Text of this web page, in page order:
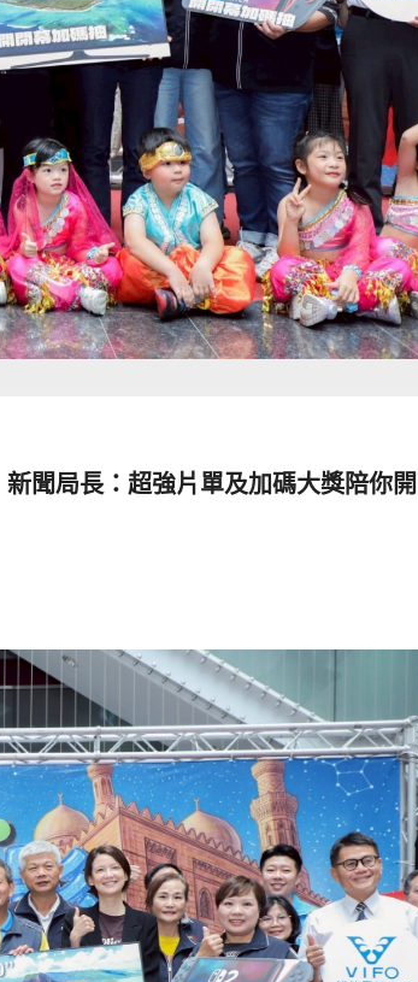
聞局長：超強片單及加碼大獎陪你開